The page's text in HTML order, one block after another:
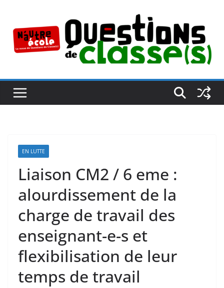
contenu
EN LUTTE
Liaison CM2 / 6 eme :
alourdissement de la
charge de travail des
enseignant-e-s et
flexibilisation de leur
temps de travail